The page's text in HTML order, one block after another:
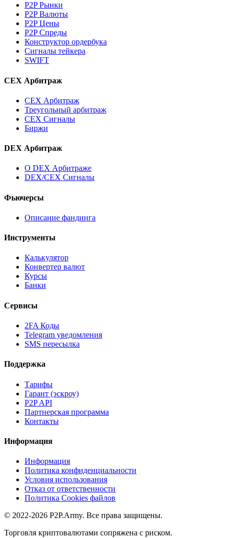
P2P Рынки
P2P Валюты
P2P Цены
P2P Спреды
Конструктор ордербука
Сигналы тейкера
SWIFT
CEX Арбитраж
CEX Арбитраж
Треугольный арбитраж
CEX Сигналы
Биржи
DEX Арбитраж
О DEX Арбитраже
DEX/CEX Сигналы
Фьючерсы
Описание фандинга
Инструменты
Калькулятор
Конвертер валют
Курсы
Банки
Сервисы
2FA Коды
Telegram уведомления
SMS пересылка
Поддержка
Тарифы
Гарант (эскроу)
P2P API
Партнерская программа
Контакты
Информация
Информация
Политика конфиденциальности
Условия использования
Отказ от ответственности
Политика Cookies файлов
© 2022-2026 P2P.Army. Все права защищены.
Торговля криптовалютами сопряжена с риском.